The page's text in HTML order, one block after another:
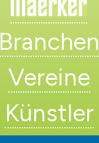
Branchen
Vereine
Künstler